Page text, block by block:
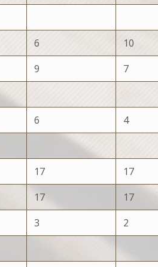
6 10
9 7
6 4
17 17
17 17
3 2